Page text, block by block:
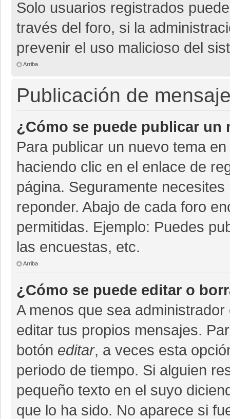
Solo usuarios registrados
través del foro, si la
prevenir el uso malicioso del
Arriba
Publicación de
¿Cómo se puede publicar un
Para publicar un nuevo tema
haciendo clic en el enlace de
página. Seguramente
reponder. Abajo de cada foro
permitidas. Ejemplo: Puedes
las encuestas, etc.
Arriba
¿Cómo se puede editar o
A menos que sea
editar tus propios mensajes.
botón editar, a veces esta
periodo de tiempo. Si alguien
pequeño texto en el suyo
que lo ha sido. No aparece si